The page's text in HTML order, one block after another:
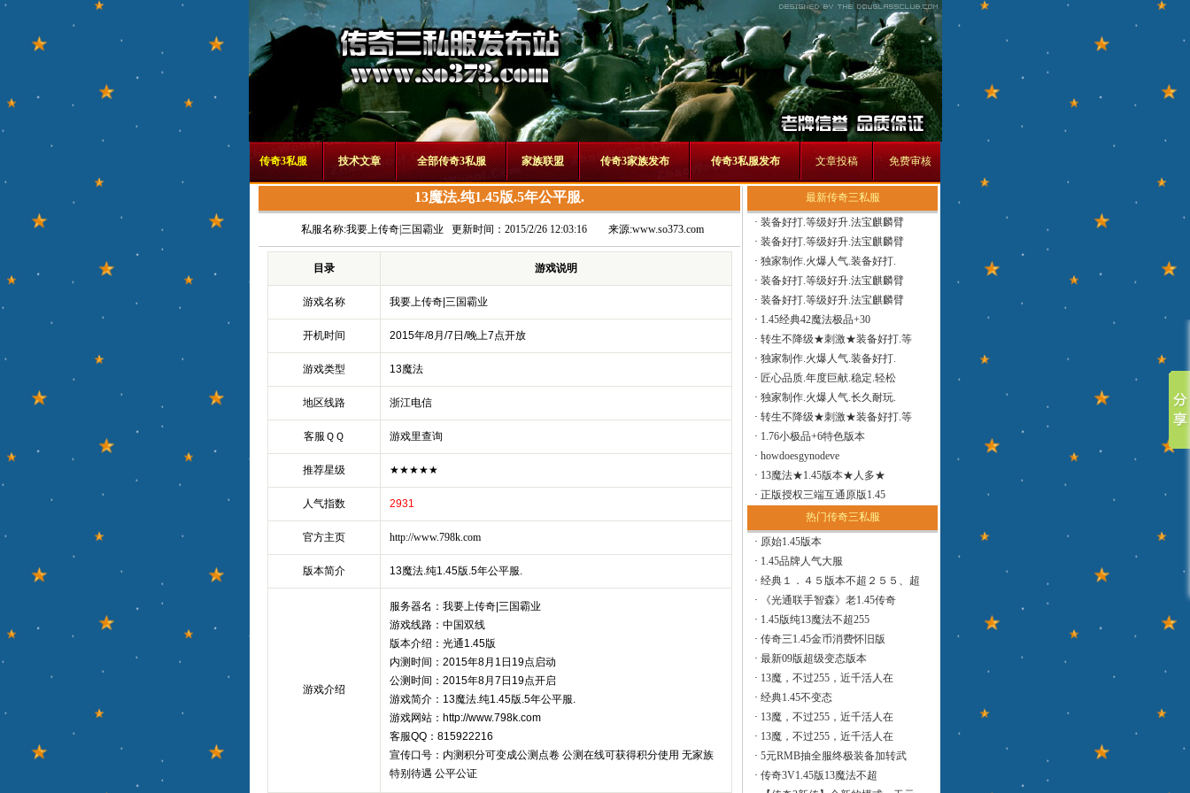
传奇3私服 技术文章 全部传奇3私服 家族联盟 传奇3家族发布 传奇3私服发布 文章投稿 免费审核
13魔法.纯1.45版.5年公平服.
私服名称:我要上传奇|三国霸业 更新时间：2015/2/26 12:03:16 来源:www.so373.com
目录 游戏说明
游戏名称 我要上传奇|三国霸业
开机时间 2015年/8月/7日/晚上7点开放
游戏类型 13魔法
地区线路 浙江电信
客服ＱＱ 游戏里查询
推荐星级 ★★★★★
人气指数 2931
官方主页 http://www.798k.com
版本简介 13魔法.纯1.45版.5年公平服.
游戏介绍
服务器名：我要上传奇|三国霸业
游戏线路：中国双线
版本介绍：光通1.45版
内测时间：2015年8月1日19点启动
公测时间：2015年8月7日19点开启
游戏简介：13魔法.纯1.45版.5年公平服.
游戏网站：http://www.798k.com
客服QQ：815922216
宣传口号：内测积分可变成公测点卷 公测在线可获得积分使用 无家族
特别待遇 公平公证
最新传奇三私服
· 装备好打.等级好升.法宝麒麟臂
· 装备好打.等级好升.法宝麒麟臂
· 独家制作.火爆人气.装备好打.
· 装备好打.等级好升.法宝麒麟臂
· 装备好打.等级好升.法宝麒麟臂
· 1.45经典42魔法极品+30
· 转生不降级★刺激★装备好打.等
· 独家制作.火爆人气.装备好打.
· 匠心品质.年度巨献.稳定.轻松
· 独家制作.火爆人气.长久耐玩.
· 转生不降级★刺激★装备好打.等
· 1.76小极品+6特色版本
· howdoesgynodeve
· 13魔法★1.45版本★人多★
· 正版授权三端互通原版1.45
热门传奇三私服
· 原始1.45版本
· 1.45品牌人气大服
· 经典１．４５版本不超２５５、超
·
《光通联手智森》老1.45传奇
· 1.45版纯13魔法不超255
· 传奇三1.45金币消费怀旧版
· 最新09版超级变态版本
· 13魔，不过255，近千活人在
· 经典1.45不变态
· 13魔，不过255，近千活人在
· 13魔，不过255，近千活人在
· 5元RMB抽全服终极装备加转武
· 传奇3V1.45版13魔法不超